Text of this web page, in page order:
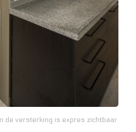
de versterking is expres zichtbaar